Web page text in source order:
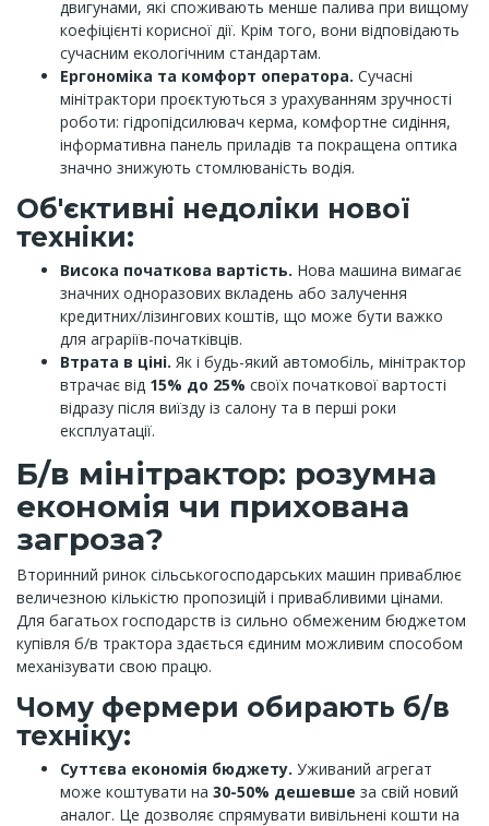
двигунами, які споживають менше палива при вищому
коефіцієнті корисної дії. Крім того, вони відповідають
сучасним екологічним стандартам.
Ергономіка та комфорт оператора. Сучасні
мінітрактори проєктуються з урахуванням зручності
роботи: гідропідсилювач керма, комфортне сидіння,
інформативна панель приладів та покращена оптика
значно знижують стомлюваність водія.
Об'єктивні недоліки нової
техніки:
Висока початкова вартість. Нова машина вимагає
значних одноразових вкладень або залучення
кредитних/лізингових коштів, що може бути важко
для аграріїв-початківців.
Втрата в ціні. Як і будь-який автомобіль, мінітрактор
втрачає від 15% до 25% своїх початкової вартості
відразу після виїзду із салону та в перші роки
експлуатації.
Б/в мінітрактор: розумна
економія чи прихована
загроза?
Вторинний ринок сільськогосподарських машин приваблює
величезною кількістю пропозицій і привабливими цінами.
Для багатьох господарств із сильно обмеженим бюджетом
купівля б/в трактора здається єдиним можливим способом
механізувати свою працю.
Чому фермери обирають б/в
техніку:
Суттєва економія бюджету. Уживаний агрегат
може коштувати на 30-50% дешевше за свій новий
аналог. Це дозволяє спрямувати вивільнені кошти на